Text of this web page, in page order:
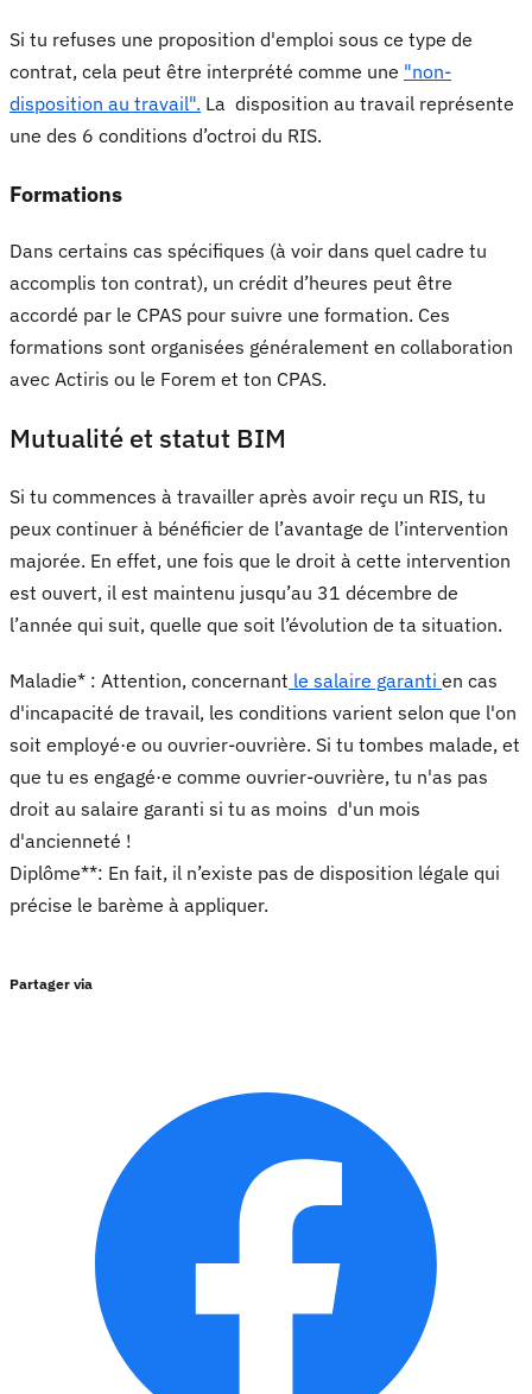
Si tu refuses une proposition d'emploi sous ce type de
contrat, cela peut être interprété comme une "non-
disposition au travail". La disposition au travail représente
une des 6 conditions d’octroi du RIS.
Formations
Dans certains cas spécifiques (à voir dans quel cadre tu
accomplis ton contrat), un crédit d’heures peut être
accordé par le CPAS pour suivre une formation. Ces
formations sont organisées généralement en collaboration
avec Actiris ou le Forem et ton CPAS.
Mutualité et statut BIM
Si tu commences à travailler après avoir reçu un RIS, tu
peux continuer à bénéficier de l’avantage de l’intervention
majorée. En effet, une fois que le droit à cette intervention
est ouvert, il est maintenu jusqu’au 31 décembre de
l’année qui suit, quelle que soit l’évolution de ta situation.
Maladie* : Attention, concernant le salaire garanti en cas
d'incapacité de travail, les conditions varient selon que l'on
soit employé·e ou ouvrier-ouvrière. Si tu tombes malade, et
que tu es engagé·e comme ouvrier-ouvrière, tu n'as pas
droit au salaire garanti si tu as moins d'un mois
d'ancienneté !
Diplôme**: En fait, il n’existe pas de disposition légale qui
précise le barème à appliquer.
Partager via